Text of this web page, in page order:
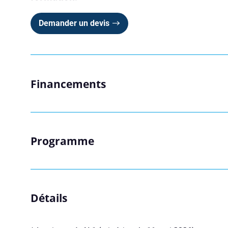
Demander un devis
Financements
Programme
Détails